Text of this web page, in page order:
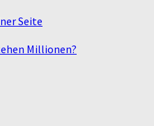
Seite
Millionen?